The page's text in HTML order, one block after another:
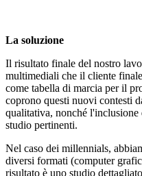
La soluzione
Il risultato finale del nostro
multimediali che il cliente
come tabella di marcia per il
coprono questi nuovi contesti
qualitativa, nonché l'inclusione
studio pertinenti.
Nel caso dei millennials,
diversi formati (computer
risultato è uno studio